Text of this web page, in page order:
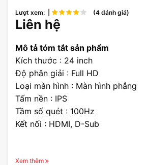
Lượt xem: | (4 đánh giá)
Liên hệ
Mô tả tóm tắt sản phẩm
Kích thước : 24 inch
Độ phân giải : Full HD
Loại màn hình : Màn hình phẳng
Tấm nền : IPS
Tầm số quét : 100Hz
Kết nối : HDMI, D-Sub
Xem thêm